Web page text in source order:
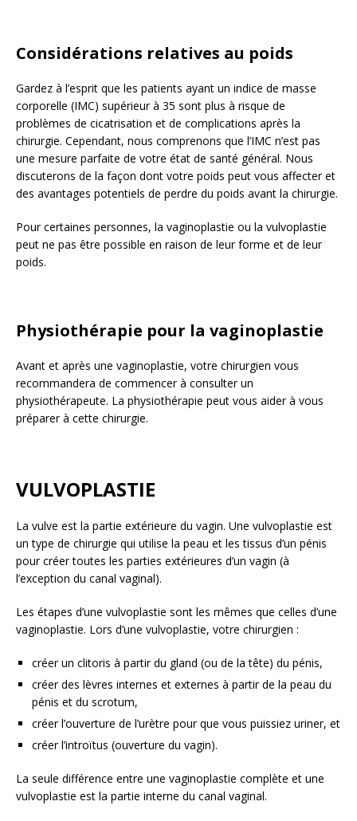
Considérations relatives au poids
Gardez à l’esprit que les patients ayant un indice de masse
corporelle (IMC) supérieur à 35 sont plus à risque de
problèmes de cicatrisation et de complications après la
chirurgie. Cependant, nous comprenons que l’IMC n’est pas
une mesure parfaite de votre état de santé général. Nous
discuterons de la façon dont votre poids peut vous affecter et
des avantages potentiels de perdre du poids avant la chirurgie.
Pour certaines personnes, la vaginoplastie ou la vulvoplastie
peut ne pas être possible en raison de leur forme et de leur
poids.
Physiothérapie pour la vaginoplastie
Avant et après une vaginoplastie, votre chirurgien vous
recommandera de commencer à consulter un
physiothérapeute. La physiothérapie peut vous aider à vous
préparer à cette chirurgie.
VULVOPLASTIE
La vulve est la partie extérieure du vagin. Une vulvoplastie est
un type de chirurgie qui utilise la peau et les tissus d’un pénis
pour créer toutes les parties extérieures d’un vagin (à
l’exception du canal vaginal).
Les étapes d’une vulvoplastie sont les mêmes que celles d’une
vaginoplastie. Lors d’une vulvoplastie, votre chirurgien :
créer un clitoris à partir du gland (ou de la tête) du pénis,
créer des lèvres internes et externes à partir de la peau du
pénis et du scrotum,
créer l’ouverture de l’urètre pour que vous puissiez uriner, et
créer l’introïtus (ouverture du vagin).
La seule différence entre une vaginoplastie complète et une
vulvoplastie est la partie interne du canal vaginal.